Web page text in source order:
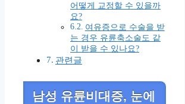
어떻게 교정할 수 있을까
요?
여유증으로 수술을 받
는 경우 유륜축소술도 같
이 받을 수 있나요?
관련글
남성 유륜비대증, 눈에